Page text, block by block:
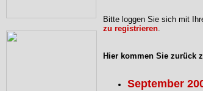
Bitte loggen Sie sich mit
zu registrieren.
Hier kommen Sie zurück
September